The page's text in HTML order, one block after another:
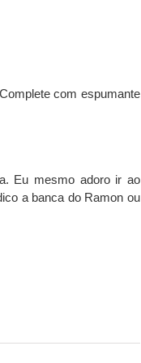
com espumante
Eu mesmo adoro ir ao
a banca do Ramon ou